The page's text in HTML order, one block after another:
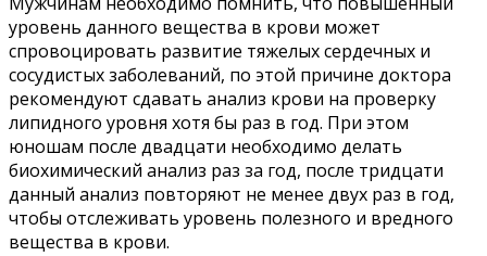
уровень данного вещества в крови может
спровоцировать развитие тяжелых сердечных и
сосудистых заболеваний, по этой причине доктора
рекомендуют сдавать анализ крови на проверку
липидного уровня хотя бы раз в год. При этом
юношам после двадцати необходимо делать
биохимический анализ раз за год, после тридцати
данный анализ повторяют не менее двух раз в год,
чтобы отслеживать уровень полезного и вредного
вещества в крови.